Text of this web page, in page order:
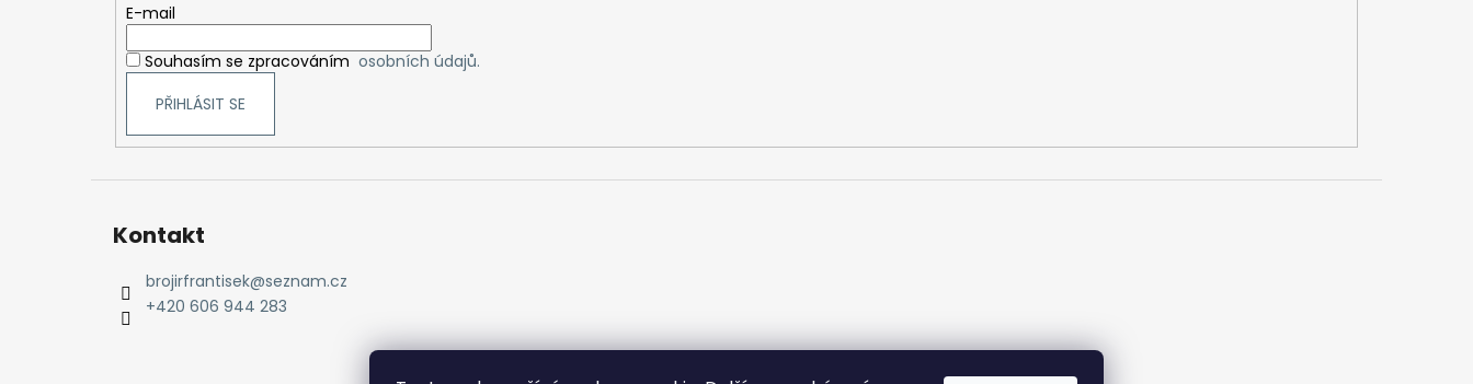
E-mail
Souhasím se zpracováním osobních údajů.
PŘIHLÁSIT SE
Kontakt
brojirfrantisek@seznam.cz
+420 606 944 283